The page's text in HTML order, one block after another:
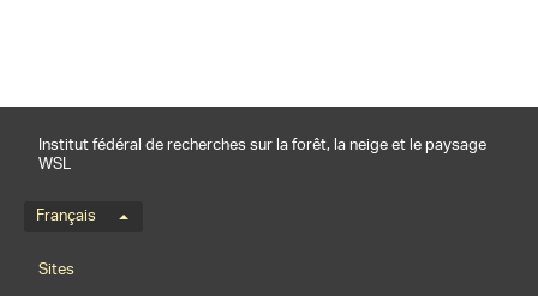
Institut fédéral de recherches sur la forêt, la neige et le paysage
WSL
Menu de langue
Français
Footernavigation
Sites